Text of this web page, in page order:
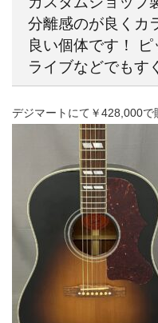
分離感のが良くカ
良い個体です！
ライブなどでもす
デジマートにて￥428,000で